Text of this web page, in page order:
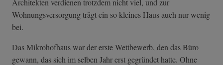
Architekten verdienen trotzdem nicht viel, und zur
Wohnungsversorgung trägt ein so kleines Haus auch nur wenig
bei.
Das Mikrohofhaus war der erste Wettbewerb, den das Büro
gewann, das sich im selben Jahr erst gegründet hatte. Ohne